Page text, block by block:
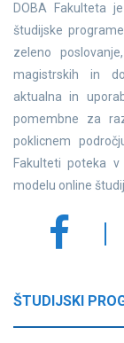
DOBA Fakulteta
študijske
zeleno
magistrskih in
aktualna in
pomembne za
poklicnem
Fakulteti poteka
modelu online
ŠTUDIJSKI